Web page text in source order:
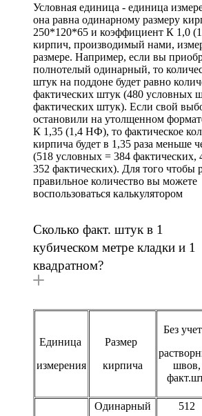
Условная единица - единица
она равна одинарному размеру
250*120*65 и коэффициент К 1,0
кирпич, производимый нами,
размере. Например, если вы
полнотелый одинарный, то
штук на поддоне будет равно
фактических штук (480 условных
фактических штук). Если свой
остановили на утолщенном
К 1,35 (1,4 НФ), то фактическое
кирпича будет в 1,35 раза меньше
(518 условных = 384 фактических,
352 фактических). Для того чтобы
правильное количество вы можете
воспользоваться калькулятором
Сколько факт. штук в 1
кубическом метре кладки и 1
квадратном?
Единица
измерения
Размер
кирпича
Без
швов,
Одинарный 512